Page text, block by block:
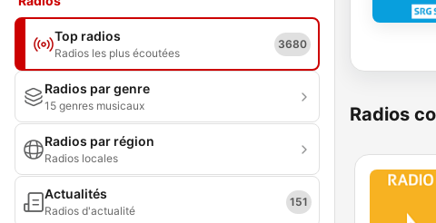
Top radios
Radios les plus écoutées
3680
Radios par genre
15 genres musicaux
Radios par région
Radios locales
Actualités
Radios d'actualité
151
Radios